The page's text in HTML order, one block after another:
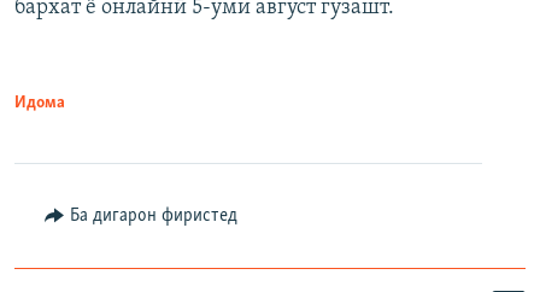
бархат ё онлайнӣ 5-уми август гузашт.
Идома
Ба дигарон фиристед